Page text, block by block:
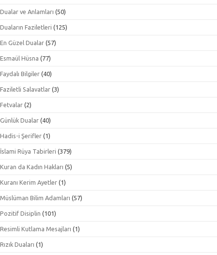
Dualar ve Anlamları (50)
Duaların Faziletleri (125)
En Güzel Dualar (57)
Esmaül Hüsna (77)
Faydalı Bilgiler (40)
Faziletli Salavatlar (3)
Fetvalar (2)
Günlük Dualar (40)
Hadis-i Şerifler (1)
İslami Rüya Tabirleri (379)
Kuran da Kadın Hakları (5)
Kuranı Kerim Ayetler (1)
Müslüman Bilim Adamları (57)
Pozitif Disiplin (101)
Resimli Kutlama Mesajları (1)
Rızık Duaları (1)